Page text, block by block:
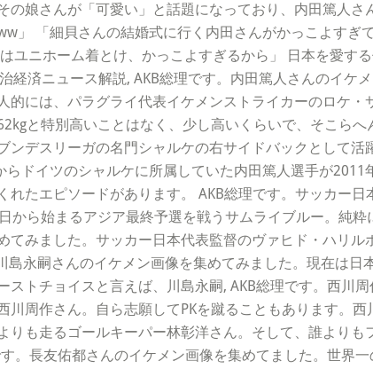
の娘さんが「可愛い」と話題になっており、内田篤人
」 「細貝さんの結婚式に行く内田さんがかっこよす
ユニホーム着とけ、かっこよすぎるから」 日本を愛す
経済ニュース解説, AKB総理です。内田篤人さんのイケ
的には、パラグライ代表イケメンストライカーのロケ
と特別高いことはなく、少し高いくらいで、そこら
ンデスリーガの名門シャルケの右サイドバックとして活
ドイツのシャルケに所属していた内田篤人選手が
れたエピソードがあります。 AKB総理です。サッカー
から始まるアジア最終予選を戦うサムライブルー。純粋
てみました。サッカー日本代表監督のヴァヒド・ハリ
島永嗣さんのイケメン画像を集めてみました。現在は
ストチョイスと言えば、川島永嗣, AKB総理です。西川
周作さん。自ら志願してPKを蹴ることもあります。
りも走るゴールキーパー林彰洋さん。そして、誰より
。長友佑都さんのイケメン画像を集めてました。世界